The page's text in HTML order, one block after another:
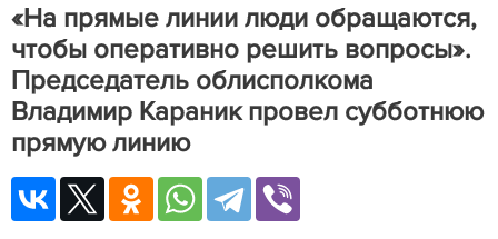
«На прямые линии люди обращаются,
чтобы оперативно решить вопросы».
Председатель облисполкома
Владимир Караник провел субботнюю
прямую линию